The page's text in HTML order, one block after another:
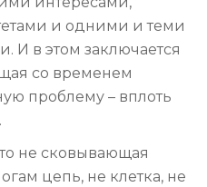
и одними и теми
в этом заключается
со временем
проблему – вплоть
не сковывающая
цепь, не клетка, не